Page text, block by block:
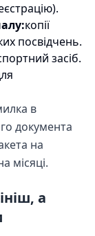
копії
посвідчень.
засіб.
в
документа
на
місяці.
а